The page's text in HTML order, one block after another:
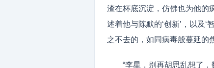
渣在杯底沉淀，仿佛也为他的
述着他与陈默的‘创新’，以及‘
之不去的，如同病毒般蔓延的
“李星，别再胡思乱想了